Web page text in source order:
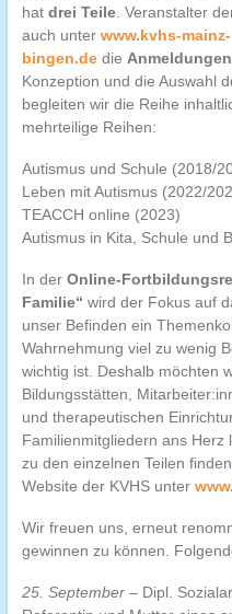
hat drei Teile. Veranstalter
auch unter www.kvhs-mainz-
bingen.de die Anmeldungen
Konzeption und die Auswahl
begleiten wir die Reihe
mehrteilige Reihen:
Autismus und Schule (2018/
Leben mit Autismus (2022/
TEACCH online (2023)
Autismus in Kita, Schule und
In der Online-
Familie“ wird der Fokus auf
unser Befinden ein
Wahrnehmung viel zu wenig
wichtig ist. Deshalb möchten
Bildungsstätten,
und therapeutischen
Familienmitgliedern ans Herz
zu den einzelnen Teilen
Website der KVHS unter
Wir freuen uns, erneut
gewinnen zu können.
25. September – Dipl.